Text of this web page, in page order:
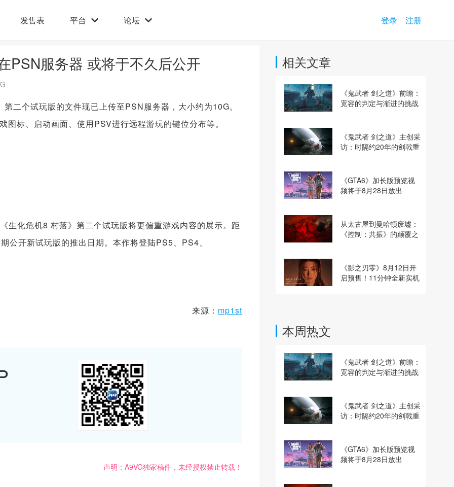
发售表 平台 论坛 登录 注册
PSN服务器 或将于不久后公开
二个试玩版的文件现已上传至PSN服务器，大小约为10G。
标、启动画面、使用PSV进行远程游玩的键位分布等。
生化危机8 村落》第二个试玩版将更偏重游戏内容的展示。 距
公开新试玩版的推出日期。本作将登陆PS5、PS4、
来源： mp1st
声明：A9VG独家稿件，未经授权禁止转载！
相关文章
《鬼武者 剑之道》前瞻：
宽容的判定与渐进的挑战
《鬼武者 剑之道》主创采
访：时隔约20年的剑戟重
《GTA6》加长版预览视
频将于8月28日放出
从太古屋到曼哈顿废墟：
《控制：共振》的颠覆之
《影之刃零》8月12日开
启预售！11分钟全新实机
本周热文
《鬼武者 剑之道》前瞻：
宽容的判定与渐进的挑战
《鬼武者 剑之道》主创采
访：时隔约20年的剑戟重
《GTA6》加长版预览视
频将于8月28日放出